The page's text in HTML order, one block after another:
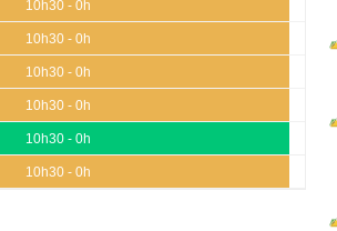
10h30 - 0h
10h30 - 0h
10h30 - 0h
10h30 - 0h
10h30 - 0h
10h30 - 0h